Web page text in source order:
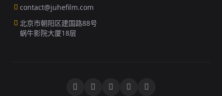
contact@juhefilm.com
北京市朝阳区建国路88号
蜗牛影院大厦18层